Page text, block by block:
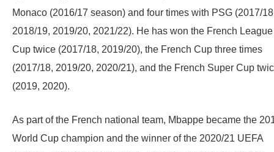
Monaco (2016/17 season) and four times with PSG (2017/
2018/19, 2019/20, 2021/22). He has won the French League
Cup twice (2017/18, 2019/20), the French Cup three times
(2017/18, 2019/20, 2020/21), and the French Super Cup
(2019, 2020).
As part of the French national team, Mbappe became the
World Cup champion and the winner of the 2020/21 UEFA